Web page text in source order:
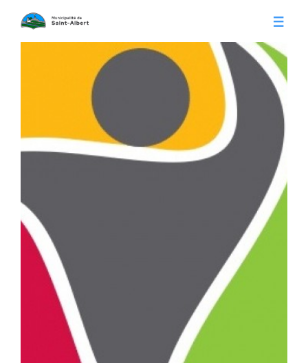
Séances du conseil
Communiqués
Gestion des déchets
Parcs et loisirs
Réglementation
Santé & sécurité
Conseil municipal
Publications
Histoire
Contact
Membres
Parc canin